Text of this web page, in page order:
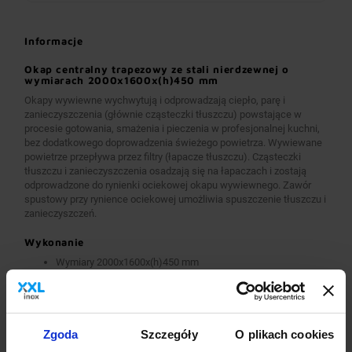
Zgoda Szczegóły O plikach cookies
Informacje
Okap centralny trapezowy ze stali nierdzewnej o
wymiarach 2000x1600x(h)450 mm
Okapy wywiewne wychwytują i odprowadzają ciepło, parę i
zanieczyszczenia (głównie cząsteczki tłuszczu) powstające w
procesie gotowania, smażenia i pieczenia w profesjonalnej kuchni,
bez dodatkowego doprowadzenia świeżego powietrza. Wywiewane
powietrze przepływa przez filtry (łapacze tłuszczu). Cząsteczki
tłuszczu i zanieczyszczenia osadzają się na łapaczach i zostają
odprowadzone do rynienki ociekowej okapu wywiewnego. Zawór
spustowy przy rynience ociekowej umożliwia spuszczenie tłuszczu i
zanieczyszczeń.
Wykonanie
Wymiary 2000x1600x(h)450 mm
Okapy wywiewne o wymiarach A>2600 mm wykonane są w
wersji łączonej (skręcanej) z dwóch lub więcej przelotowych
Okapy wyposażone są w system otworów i zawiesi